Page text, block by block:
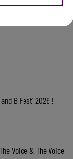
B Fest' 2026 !
Voice & The Voice